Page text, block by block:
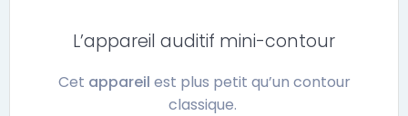
L’appareil auditif mini-contour
Cet appareil est plus petit qu’un contour
classique.